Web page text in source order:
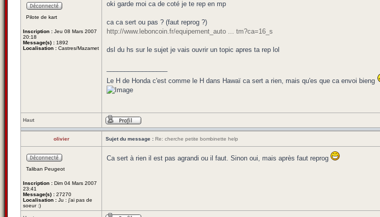
Pilote de kart
Inscription : Jeu 08 Mars 2007
20:18
Message(s) : 1892
Localisation : Castres/Mazamet
oki garde moi ca de coté je te rep en mp
ca ca sert ou pas ? (faut reprog ?)
http://www.leboncoin.fr/equipement_auto ... tm?ca=16_s
dsl du hs sur le sujet je vais ouvrir un topic apres ta rep lol
Le H de Honda c'est comme le H dans Hawaï ca sert a rien, mais qu'es que ca envoi bieng
Haut
olivier Sujet du message : Re: cherche petite bombinette help
Taliban Peugeot
Inscription : Dim 04 Mars 2007
23:41
Message(s) : 27270
Localisation : Ju : j'ai pas de
soeur :)
Ca sert à rien il est pas agrandi ou il faut. Sinon oui, mais après faut reprog